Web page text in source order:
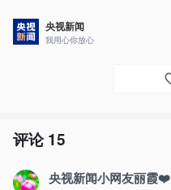
央视新闻
我用心你放心
评论15
央视新闻小网友丽霞❤️